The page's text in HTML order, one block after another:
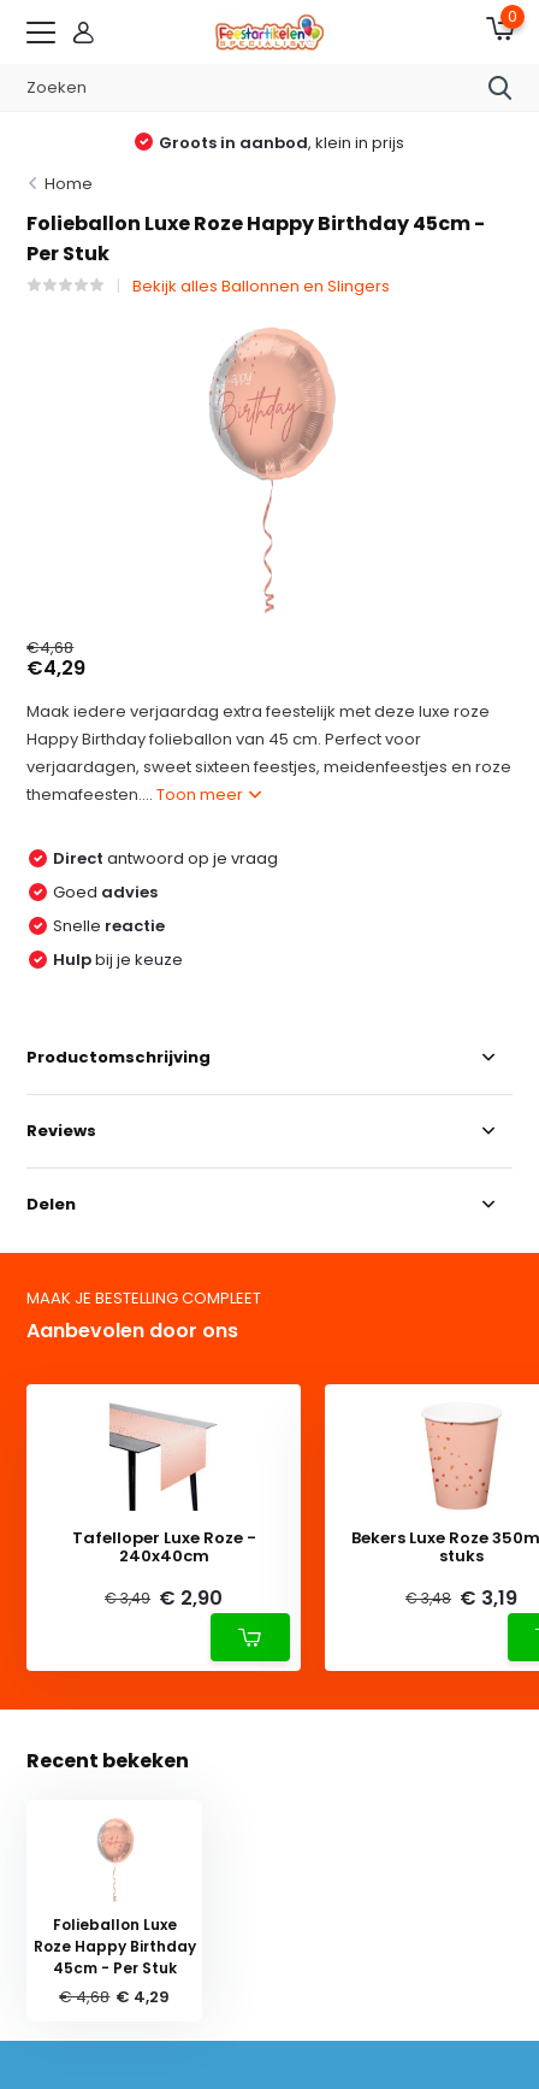
0
Groots in aanbod, klein in prijs
Home
Folieballon Luxe Roze Happy Birthday 45cm -
Per Stuk
Bekijk alles Ballonnen en Slingers
€4,68
€4,29
Maak iedere verjaardag extra feestelijk met deze luxe roze
Happy Birthday folieballon van 45 cm. Perfect voor
verjaardagen, sweet sixteen feestjes, meidenfeestjes en roze
themafeesten....Toon meer
Direct antwoord op je vraag
Goed advies
Snelle reactie
Hulpbij je keuze
Productomschrijving
Reviews
Delen
MAAK JE BESTELLING COMPLEET
Aanbevolen door ons
Tafelloper Luxe Roze -
240x40cm
€ 3,49 € 2,90
Bekers Luxe Roze
stuks
€ 3,48 € 3,19
Recent bekeken
Folieballon Luxe
Roze Happy Birthday
45cm - Per Stuk
€ 4,68 € 4,29